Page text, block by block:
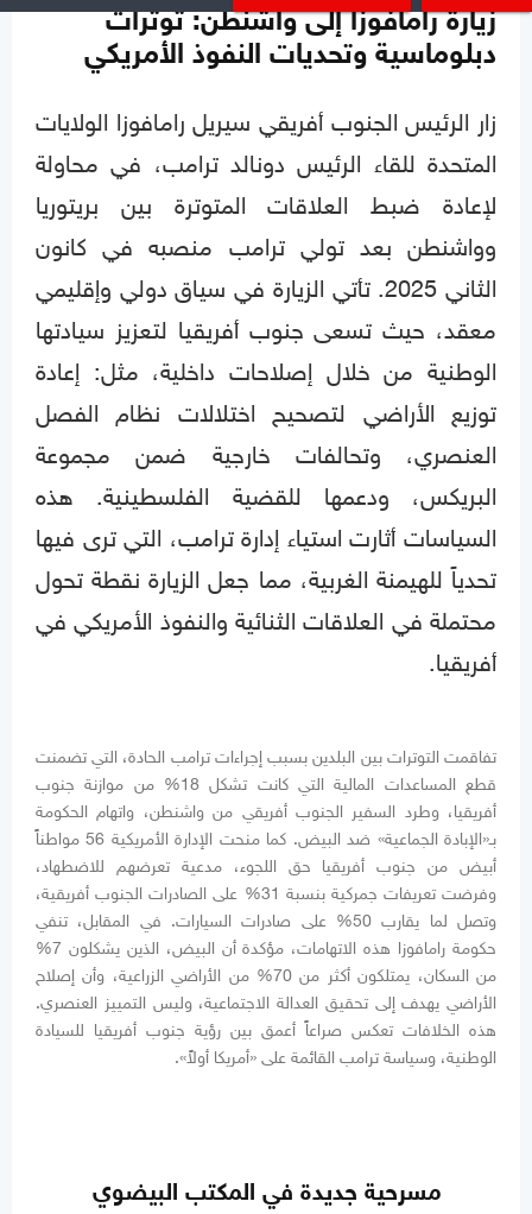
زيارة رامافوزا إلى واشنطن: توترات
دبلوماسية وتحديات النفوذ الأمريكي
زار الرئيس الجنوب أفريقي سيريل رامافوزا الولايات
المتحدة للقاء الرئيس دونالد ترامب، في محاولة
لإعادة ضبط العلاقات المتوترة بين بريتوريا
وواشنطن بعد تولي ترامب منصبه في كانون
الثاني 2025. تأتي الزيارة في سياق دولي وإقليمي
معقد، حيث تسعى جنوب أفريقيا لتعزيز سيادتها
الوطنية من خلال إصلاحات داخلية، مثل: إعادة
توزيع الأراضي لتصحيح اختلالات نظام الفصل
العنصري، وتحالفات خارجية ضمن مجموعة
البريكس، ودعمها للقضية الفلسطينية. هذه
السياسات أثارت استياء إدارة ترامب، التي ترى فيها
تحدياً للهيمنة الغربية، مما جعل الزيارة نقطة تحول
محتملة في العلاقات الثنائية والنفوذ الأمريكي في
أفريقيا.
تفاقمت التوترات بين البلدين بسبب إجراءات ترامب الحادة، التي تضمنت
قطع المساعدات المالية التي كانت تشكل 18% من موازنة جنوب
أفريقيا، وطرد السفير الجنوب أفريقي من واشنطن، واتهام الحكومة
بـ«الإبادة الجماعية» ضد البيض. كما منحت الإدارة الأمريكية 56 مواطناً
أبيض من جنوب أفريقيا حق اللجوء، مدعية تعرضهم للاضطهاد،
وفرضت تعريفات جمركية بنسبة 31% على الصادرات الجنوب أفريقية،
وتصل لما يقارب 50% على صادرات السيارات. في المقابل، تنفي
حكومة رامافوزا هذه الاتهامات، مؤكدة أن البيض، الذين يشكلون 7%
من السكان، يمتلكون أكثر من 70% من الأراضي الزراعية، وأن إصلاح
الأراضي يهدف إلى تحقيق العدالة الاجتماعية، وليس التمييز العنصري.
هذه الخلافات تعكس صراعاً أعمق بين رؤية جنوب أفريقيا للسيادة
الوطنية، وسياسة ترامب القائمة على «أمريكا أولاً».
مسرحية جديدة في المكتب البيضوي